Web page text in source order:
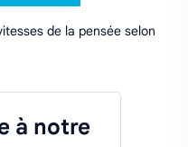
de la pensée selon
à notre